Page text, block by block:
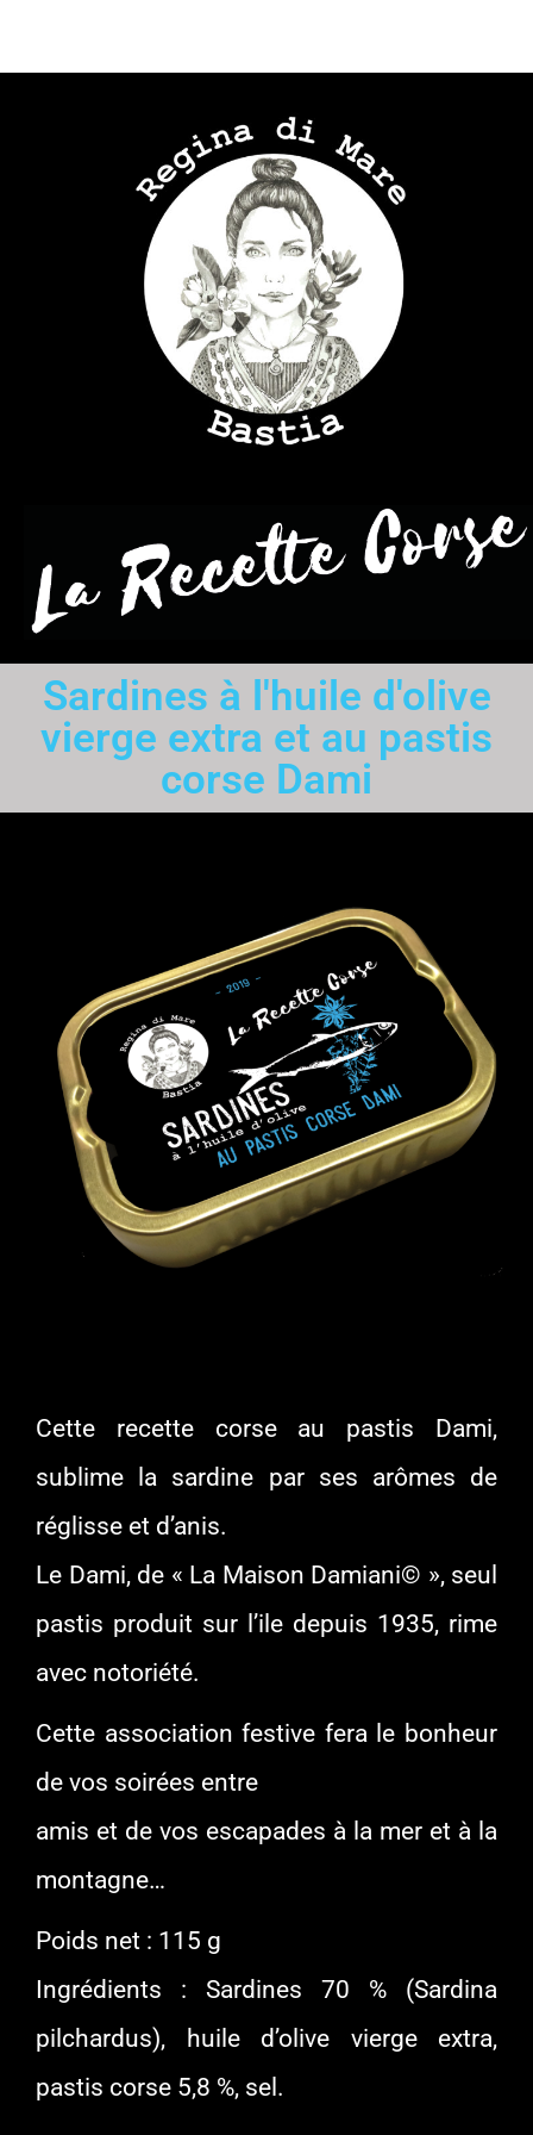
Sardines à l'huile d'olive
vierge extra et au pastis
corse Dami
Cette recette corse au pastis Dami,
sublime la sardine par ses arômes de
réglisse et d’anis.
Le Dami, de « La Maison Damiani© », seul
pastis produit sur l’ile depuis 1935, rime
avec notoriété.
Cette association festive fera le bonheur
de vos soirées entre
amis et de vos escapades à la mer et à la
montagne…
Poids net : 115 g
Ingrédients : Sardines 70 % (Sardina
pilchardus), huile d’olive vierge extra,
pastis corse 5,8 %, sel.